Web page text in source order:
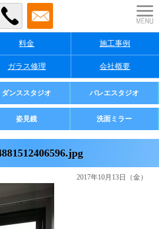
料金 施工事例
ガラス修理 会社概要
ダンススタジオ バレエスタジオ
姿見鏡 洗面ミラー
2017年10月13日（金）